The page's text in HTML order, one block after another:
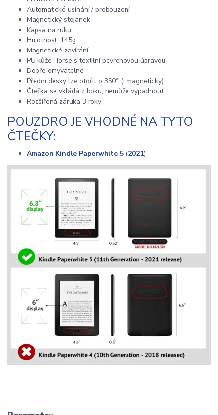
Automatické usínání / probouzení
Magnetický stojánek
Kapsa na ruku
Hmotnost: 145g
Magnetické zavírání
PU kůže Horse s textilní povrchovou úpravou
Dobře omyvatelné
Přední desky lze otočit o 360° (i magneticky)
Čtečka se vkládá z boku, nemůže vypadnout
Rozšířená záruka 3 roky
POUZDRO JE VHODNÉ NA TYTO
ČTEČKY:
Amazon Kindle Paperwhite 5 (2021)